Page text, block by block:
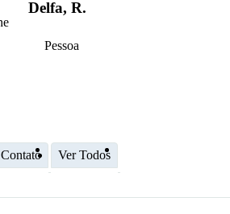
Delfa, R.
Pessoa
Contato Ver Todos